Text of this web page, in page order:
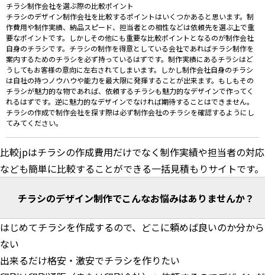
チラシ制作会社を選ぶ際の比較ポイント
チラシのデザイン制作会社を比較するポイントはいくつかあると思います。制
作費用や制作実績、納品スピード、担当者との相性などは依頼先を選ぶ上で重
要なポイントです。しかしその他にも重要な比較ポイントとなるのが制作会社
自身のチラシです。チラシの制作を得意としている会社であればチラシ制作を
案内するためのチラシを必ず持っているはずです。制作実績にあるチラシはど
うしてもお客様の意向に左右されてしまいます。しかし制作会社自身のチラシ
は自社の持つノウハウや能力を最大限に発揮することが出来ます。もしもその
チラシが魅力的な物であれば、依頼するチラシも魅力的なデザインで作ってく
れるはずです。逆に魅力的なデザインでなければ期待することはできません。
チラシの作成で制作会社を探す際は必ず制作会社のチラシを確認するようにし
てみてください。
比較jpはチラシの作成費用だけでなく制作実績や担当者の対応
なども簡単に比較することができる一括見積もりサイトです。
チラシのデザイン制作でこんなお悩みはありませんか？
はじめてチラシを作成するので、どこに頼めば良いのか分から
ない
出来るだけ格安・激安でチラシを作りたい